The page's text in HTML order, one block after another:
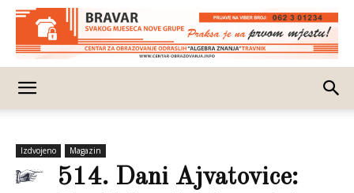
Izdvojeno Magazin
514. Dani Ajvatovice: